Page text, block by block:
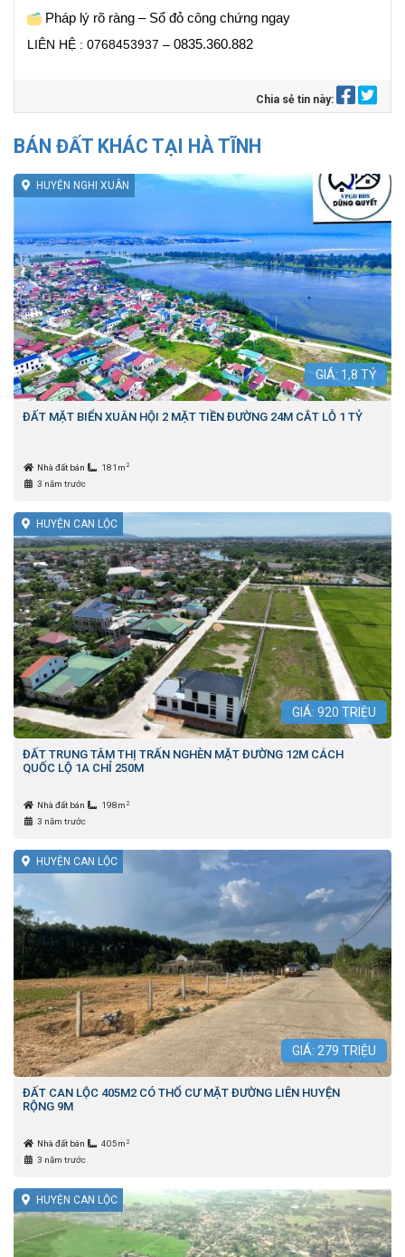
Pháp lý rõ ràng – Sổ đỏ công chứng ngay
LIÊN HỆ : 0768453937 – 0835.360.882
Chia sẻ tin này:
BÁN ĐẤT KHÁC TẠI HÀ TĨNH
HUYỆN NGHI XUÂN
GIÁ: 1,8 TỶ
ĐẤT MẶT BIỂN XUÂN HỘI 2 MẶT TIỀN ĐƯỜNG 24M CẮT LỖ 1 TỶ
Nhà đất bán 181m 2
3 năm trước
HUYỆN CAN LỘC
GIÁ: 920 TRIỆU
ĐẤT TRUNG TÂM THỊ TRẤN NGHÈN MẶT ĐƯỜNG 12M CÁCH
QUỐC LỘ 1A CHỈ 250M
Nhà đất bán 198m 2
3 năm trước
HUYỆN CAN LỘC
GIÁ: 279 TRIỆU
ĐẤT CAN LỘC 405M2 CÓ THỔ CƯ MẶT ĐƯỜNG LIÊN HUYỆN
RỘNG 9M
Nhà đất bán 405m 2
3 năm trước
HUYỆN CAN LỘC